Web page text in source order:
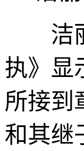
洁丽
执》显
所接到
和其继